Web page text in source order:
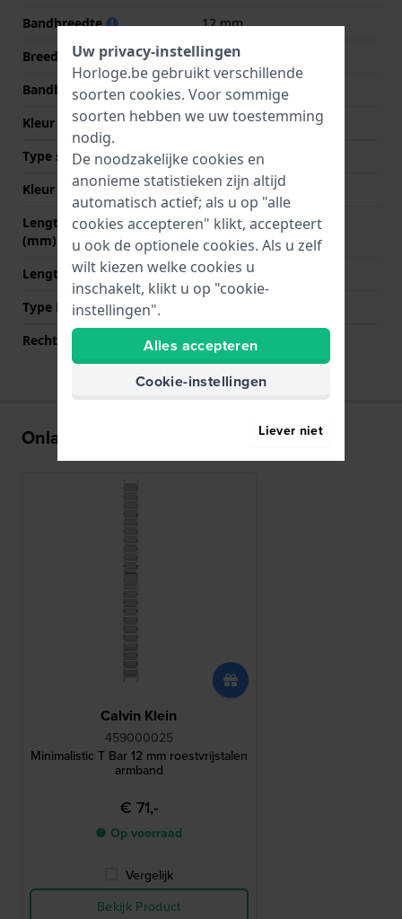
Bandbreedte
12 mm
Breedte bandaanzet
10 mm
Bandbreedte bij sluiting
13 mm
Kleur Band
Zilver
Type sluiting
Sieraadsluiting
Kleur sluiting
Zilver
Lengte band op 12 uur
(mm)
80 mm
Lengte band op 6 uur (mm) 80 mm
Type Bevestiging
Rechte aanzet
Nee
Onlangs bekeken
Calvin Klein
459000025
Minimalistic T Bar 12 mm roestvrijstalen
armband
€ 71,-
● Op voorraad
Vergelijk
Bekijk Product
Uw privacy-instellingen
Horloge.be gebruikt verschillende
soorten cookies. Voor sommige
soorten hebben we uw toestemming
nodig.
De noodzakelijke cookies en
anonieme statistieken zijn altijd
automatisch actief; als u op "alle
cookies accepteren" klikt, accepteert
u ook de optionele cookies. Als u zelf
wilt kiezen welke cookies u
inschakelt, klikt u op "cookie-
instellingen".
Alles accepteren
Cookie-instellingen
Liever niet